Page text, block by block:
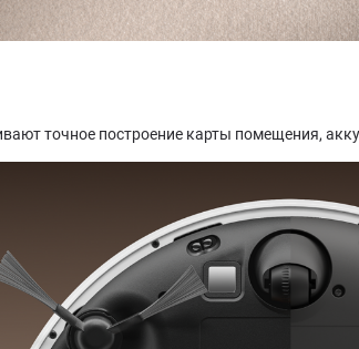
точное построение карты помещения,